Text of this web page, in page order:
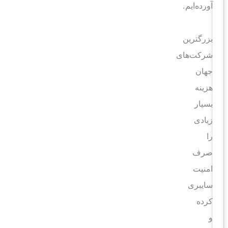
آورده‌ایم.
بزرگترین
شرکت‌های
جهان
هزینه
بسیار
زیادی
صرف
امنیت
سایبری
کرده